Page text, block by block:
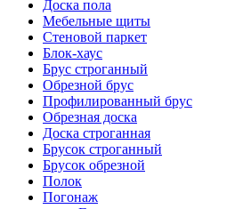
Доска пола
Мебельные щиты
Стеновой паркет
Блок-хаус
Брус строганный
Обрезной брус
Профилированный брус
Обрезная доска
Доска строганная
Брусок строганный
Брусок обрезной
Полок
Погонаж